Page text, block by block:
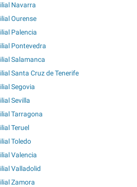
Navarra
Ourense
Palencia
Pontevedra
Salamanca
Santa Cruz de Tenerife
Segovia
Sevilla
Tarragona
Teruel
Toledo
Valencia
Valladolid
Zamora